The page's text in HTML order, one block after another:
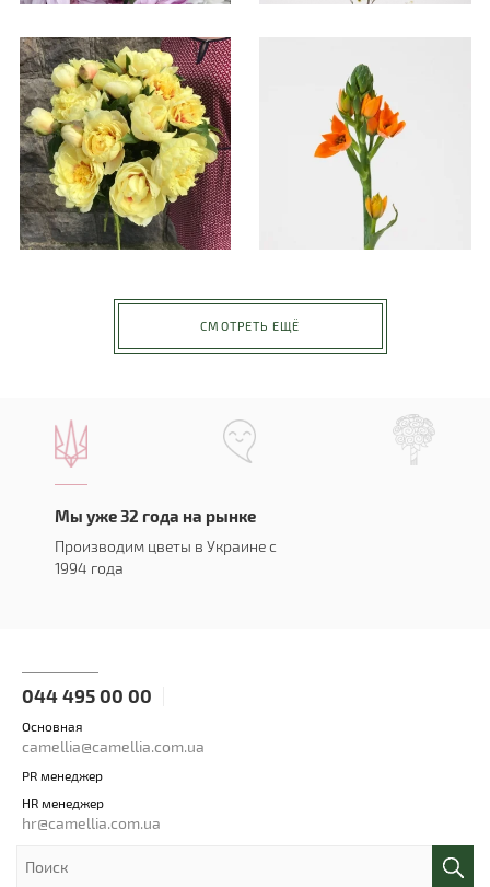
СМОТРЕТЬ ЕЩЁ
Мы уже 32 года на рынке
Производим цветы в Украине с
1994 года
044 495 00 00
Основная
camellia@camellia.com.ua
PR менеджер
HR менеджер
hr@camellia.com.ua